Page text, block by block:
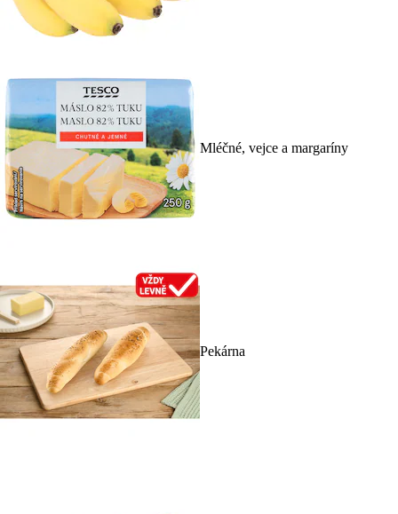
Mléčné, vejce a margaríny
Pekárna